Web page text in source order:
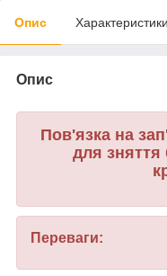
Опис Характеристики
Опис
Пов'язка на
для
Переваги: